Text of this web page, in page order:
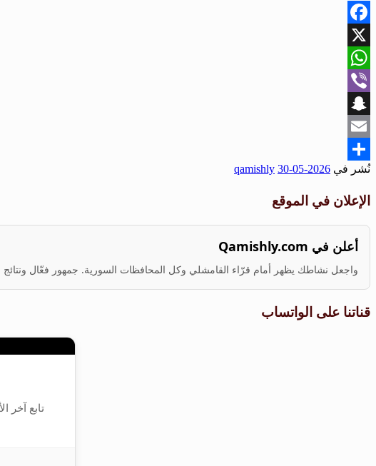
Facebook
X
WhatsApp
Viber
Snapchat
Email
Share
نُشر في 2026-05-30
qamishly
الإعلان في الموقع
أعلن في Qamishly.com
واجعل نشاطك يظهر أمام قرّاء القامشلي وكل المحافظات السورية. جمهور فعّال
قناتنا على الواتساب
تابع آخر